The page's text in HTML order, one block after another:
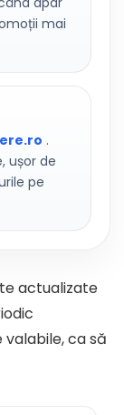
mai
.
ușor de
pe
actualizate
ca să